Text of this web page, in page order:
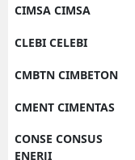
CIMSA CIMSA
CLEBI CELEBI
CMBTN CIMBETON
CMENT CIMENTAS
CONSE CONSUS
ENERJI